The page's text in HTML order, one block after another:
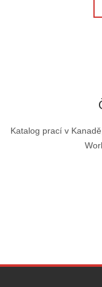
Katalog prací v